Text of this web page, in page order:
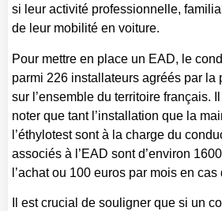
si leur activité professionnelle,
de leur mobilité en voiture.
Pour mettre en place un EAD, le
parmi 226 installateurs agréés par la
sur l’ensemble du territoire français.
noter que tant l’installation que la
l’éthylotest sont à la charge du
associés à l’EAD sont d’environ
l’achat ou 100 euros par mois en
Il est crucial de souligner que si un